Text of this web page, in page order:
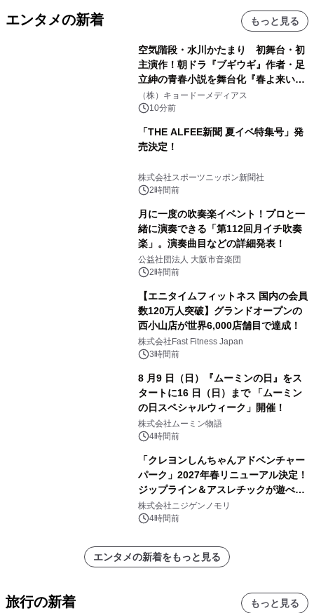
エンタメの新着 もっと見る
空気階段・水川かたまり 初舞台・初
主演作！朝ドラ『ブギウギ』作者・足
立紳の青春小説を舞台化『春よ来い、
マジで来い』キービジュアル解禁！
（株）キョードーメディアス
10分前
「THE ALFEE新聞 夏イベ特集号」発
売決定！
株式会社スポーツニッポン新聞社
2時間前
月に一度の吹奏楽イベント！プロと一
緒に演奏できる「第112回月イチ吹奏
楽」。演奏曲目などの詳細発表！
公益社団法人 大阪市音楽団
2時間前
【エニタイムフィットネス 国内の会員
数120万人突破】グランドオープンの
西小山店が世界6,000店舗目で達成！
株式会社Fast Fitness Japan
3時間前
8 月9 日（日）『ムーミンの日』をス
タートに16 日（日）まで 「ムーミン
の日スペシャルウィーク」開催！
株式会社ムーミン物語
4時間前
「クレヨンしんちゃんアドベンチャー
パーク」2027年春リニューアル決定！
ジップライン＆アスレチックが遊べる
のは今年が最後！ 「ラスト！ドキがム
ネムネ～大作戦！」始動
株式会社ニジゲンノモリ
4時間前
エンタメの新着をもっと見る
旅行の新着 もっと見る